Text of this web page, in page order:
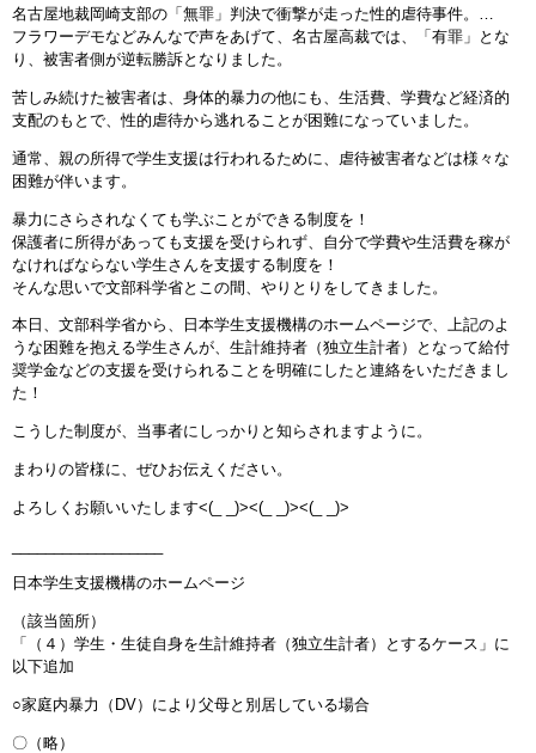
名古屋地裁岡崎支部の「無罪」判決で衝撃が走った性的虐待事件。 …
フラワーデモなどみんなで声をあげて、名古屋高裁では、「有罪」とな
り、被害者側が逆転勝訴となりました。
苦しみ続けた被害者は、身体的暴力の他にも、生活費、学費など経済的
支配のもとで、性的虐待から逃れることが困難になっていました。
通常、親の所得で学生支援は行われるために、虐待被害者などは様々な
困難が伴います。
暴力にさらされなくても学ぶことができる制度を！
保護者に所得があっても支援を受けられず、自分で学費や生活費を稼が
なければならない学生さんを支援する制度を！
そんな思いで文部科学省とこの間、やりとりをしてきました。
本日、文部科学省から、日本学生支援機構のホームページで、上記のよ
うな困難を抱える学生さんが、生計維持者（独立生計者）となって給付
奨学金などの支援を受けられることを明確にしたと連絡をいただきまし
た！
こうした制度が、当事者にしっかりと知らされますように。
まわりの皆様に、ぜひお伝えください。
よろしくお願いいたします<(_ _)><(_ _)><(_ _)>
日本学生支援機構のホームページ
（該当箇所）
「（４）学生・生徒自身を生計維持者（独立生計者）とするケース」に
以下追加
○家庭内暴力（DV）により父母と別居している場合
〇（略）